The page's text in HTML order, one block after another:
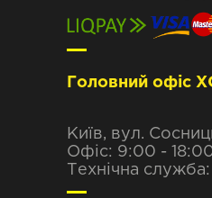
Головний офіс
Київ, вул.
Офіс: 9:00 -
Технічна